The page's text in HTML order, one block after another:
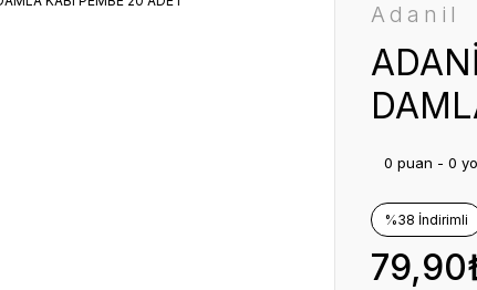
Adanil
0 puan - 0
%38 İndirimli